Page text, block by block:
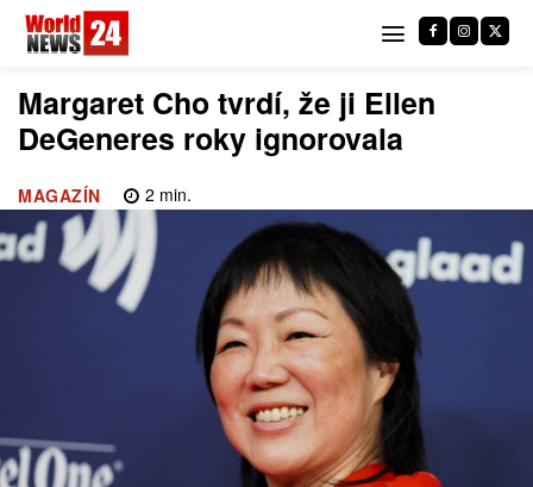
Margaret Cho tvrdí, že ji Ellen
DeGeneres roky ignorovala
MAGAZÍN 2 min.